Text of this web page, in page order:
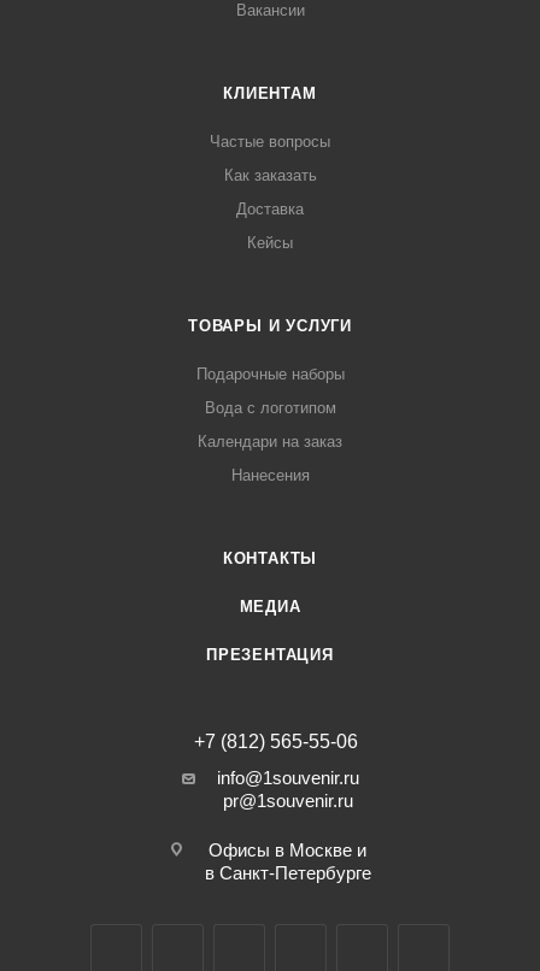
Вакансии
КЛИЕНТАМ
Частые вопросы
Как заказать
Доставка
Кейсы
ТОВАРЫ И УСЛУГИ
Подарочные наборы
Вода с логотипом
Календари на заказ
Нанесения
КОНТАКТЫ
МЕДИА
ПРЕЗЕНТАЦИЯ
+7 (812) 565-55-06
info@1souvenir.ru
pr@1souvenir.ru
Офисы в Москве и
в Санкт-Петербурге